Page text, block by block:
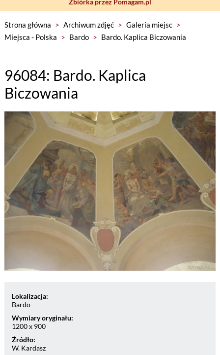
Zbiórka przez Pomagam.pl
Strona główna > Archiwum zdjęć > Galeria miejsc >
Miejsca - Polska > Bardo > Bardo. Kaplica Biczowania
96084: Bardo. Kaplica
Biczowania
Lokalizacja:
Bardo
Wymiary oryginału:
1200 x 900
Źródło:
W. Kardasz